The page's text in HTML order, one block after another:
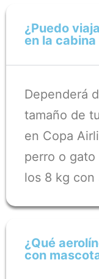
¿Puedo
en la
Dependerá
tamaño de
en Copa
perro o
los 8 kg con
¿Qué
con